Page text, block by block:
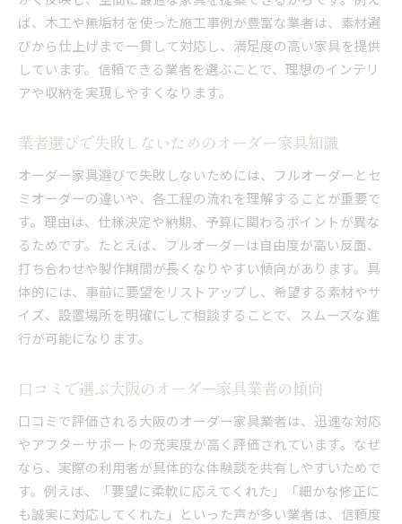
ば、木工や無垢材を使った施工事例が豊富な業者は、素材選
びから仕上げまで一貫して対応し、満足度の高い家具を提供
しています。信頼できる業者を選ぶことで、理想のインテリ
アや収納を実現しやすくなります。
業者選びで失敗しないためのオーダー家具知識
オーダー家具選びで失敗しないためには、フルオーダーとセ
ミオーダーの違いや、各工程の流れを理解することが重要で
す。理由は、仕様決定や納期、予算に関わるポイントが異な
るためです。たとえば、フルオーダーは自由度が高い反面、
打ち合わせや製作期間が長くなりやすい傾向があります。具
体的には、事前に要望をリストアップし、希望する素材やサ
イズ、設置場所を明確にして相談することで、スムーズな進
行が可能になります。
口コミで選ぶ大阪のオーダー家具業者の傾向
口コミで評価される大阪のオーダー家具業者は、迅速な対応
やアフターサポートの充実度が高く評価されています。なぜ
なら、実際の利用者が具体的な体験談を共有しやすいためで
す。例えば、「要望に柔軟に応えてくれた」「細かな修正に
も誠実に対応してくれた」といった声が多い業者は、信頼度